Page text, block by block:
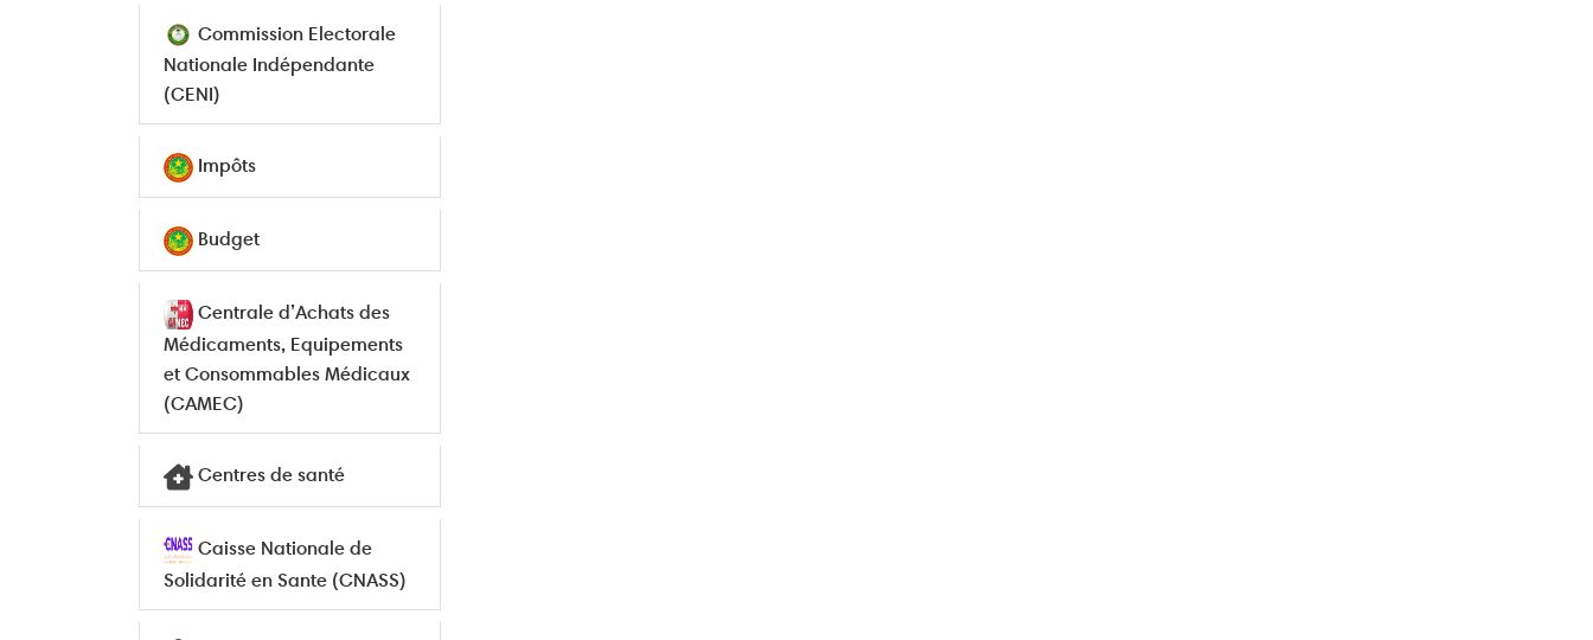
Commission Electorale
Nationale Indépendante
(CENI)
Impôts
Budget
Centrale d’Achats des
Médicaments, Equipements
et Consommables Médicaux
(CAMEC)
Centres de santé
Caisse Nationale de
Solidarité en Sante (CNASS)